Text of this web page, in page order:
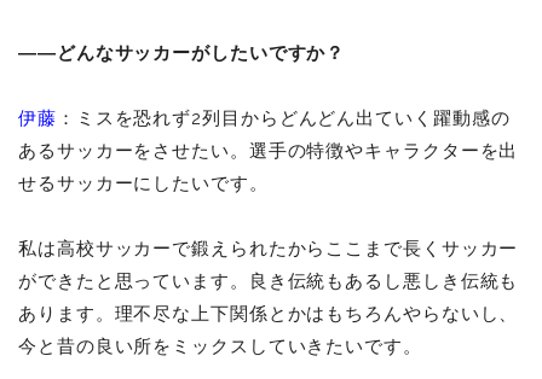
――どんなサッカーがしたいですか？
伊藤 ：ミスを恐れず2列目からどんどん出ていく躍動感の
あるサッカーをさせたい。選手の特徴やキャラクターを出
せるサッカーにしたいです。
私は高校サッカーで鍛えられたからここまで長くサッカー
ができたと思っています。良き伝統もあるし悪しき伝統も
あります。理不尽な上下関係とかはもちろんやらないし、
今と昔の良い所をミックスしていきたいです。